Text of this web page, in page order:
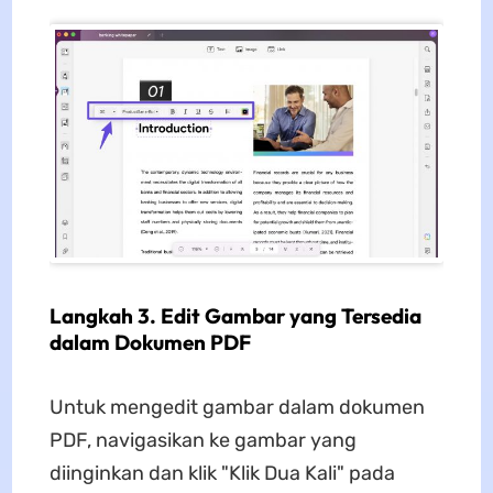
Langkah 3. Edit Gambar yang Tersedia
dalam Dokumen PDF
Untuk mengedit gambar dalam dokumen
PDF, navigasikan ke gambar yang
diinginkan dan klik "Klik Dua Kali" pada